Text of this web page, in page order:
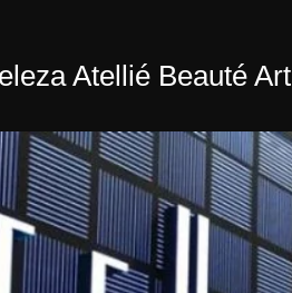
Atellié Beauté Art